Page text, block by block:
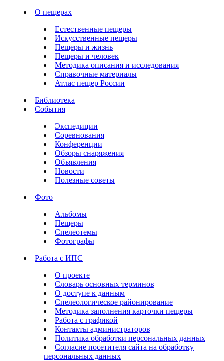
О пещерах
Естественные пещеры
Искусственные пещеры
Пещеры и жизнь
Пещеры и человек
Методика описания и исследования
Справочные материалы
Атлас пещер России
Библиотека
События
Экспедиции
Соревнования
Конференции
Обзоры снаряжения
Объявления
Новости
Полезные советы
Фото
Альбомы
Пещеры
Спелеотемы
Фотографы
Работа с ИПС
О проекте
Словарь основных терминов
О доступе к данным
Спелеологическое районирование
Методика заполнения карточки пещеры
Работа с графикой
Контакты администраторов
Политика обработки персональных данных
Согласие посетителя сайта на обработку
персональных данных